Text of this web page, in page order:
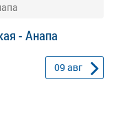
- Анапа
09 авг